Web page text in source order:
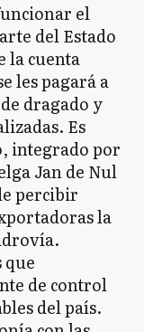
el
del Estado
la cuenta
les pagará a
dragado y
Es
integrado por
Jan de Nul
percibir
la
que
de control
del país.